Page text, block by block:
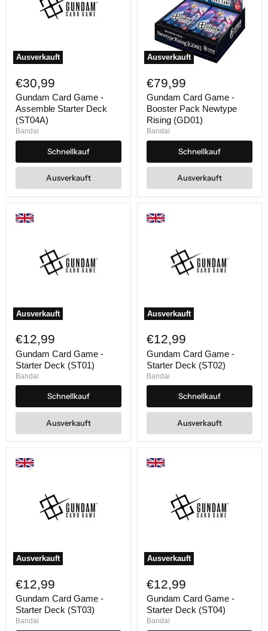
Ausverkauft
Card
Game
-
Assemble
Starter
Deck
(ST04A)
€30,99
Gundam Card Game -
Assemble Starter Deck
(ST04A)
Bandai
Schnellkauf
Ausverkauft
Ausverkauft
Card
Game
-
Booster
Pack
Newtype
Rising
(GD01)
€79,99
Gundam Card Game -
Booster Pack Newtype
Rising (GD01)
Bandai
Schnellkauf
Ausverkauft
Ausverkauft
Card
Game
-
Starter
Deck
(ST01)
€12,99
Gundam Card Game -
Starter Deck (ST01)
Bandai
Schnellkauf
Ausverkauft
Ausverkauft
Card
Game
-
Starter
Deck
(ST02)
€12,99
Gundam Card Game -
Starter Deck (ST02)
Bandai
Schnellkauf
Ausverkauft
Ausverkauft
Card
Game
-
Starter
Deck
€12,99
Gundam Card Game -
Starter Deck (ST03)
Bandai
Ausverkauft
Card
Game
-
Starter
Deck
€12,99
Gundam Card Game -
Starter Deck (ST04)
Bandai